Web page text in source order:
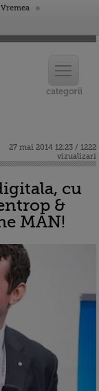
Vremea
27 mai 2014 12:23 / 1222
vizualizari
cu
&
MAN!